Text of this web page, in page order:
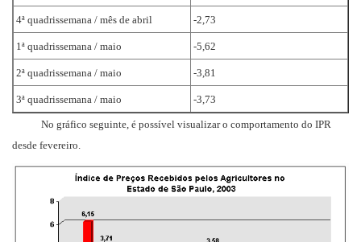
4ª quadrissemana / mês de abril -2,73
1ª quadrissemana / maio -5,62
2ª quadrissemana / maio -3,81
3ª quadrissemana / maio -3,73
No gráfico seguinte, é possível visualizar o comportamento do IPR
desde fevereiro.